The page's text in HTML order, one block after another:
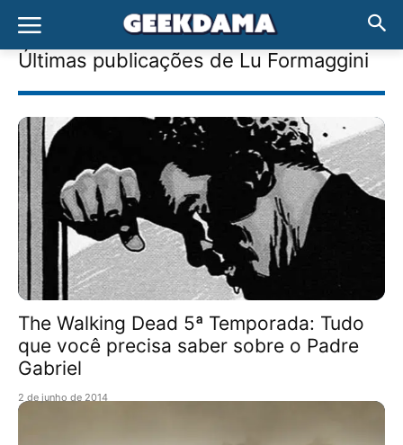
Últimas publicações de Lu Formaggini
The Walking Dead 5ª Temporada: Tudo
que você precisa saber sobre o Padre
Gabriel
2 de junho de 2014